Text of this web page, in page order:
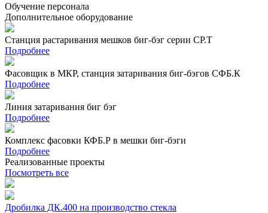
Обучение персонала
Дополнительное оборудование
Станция растаривания мешков биг-бэг серии СР.Т
Подробнее
Фасовщик в МКР, станция затаривания биг-бэгов СФБ.К
Подробнее
Линия затаривания биг бэг
Подробнее
Комплекс фасовки КФБ.Р в мешки биг-бэги
Подробнее
Реализованные проекты
Посмотреть все
Дробилка ДК.400 на производство стекла